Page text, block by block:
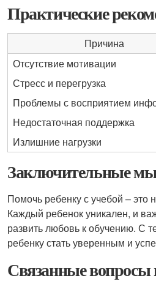
Практические
Причина
Отсутствие мотивации
Стресс и перегрузка
Проблемы с восприятием
Недостаточная поддержка
Излишние нагрузки
Заключительные
Помочь ребенку с учебой – это
Каждый ребенок уникален, и
развить любовь к обучению. С
ребенку стать уверенным и
Связанные вопросы